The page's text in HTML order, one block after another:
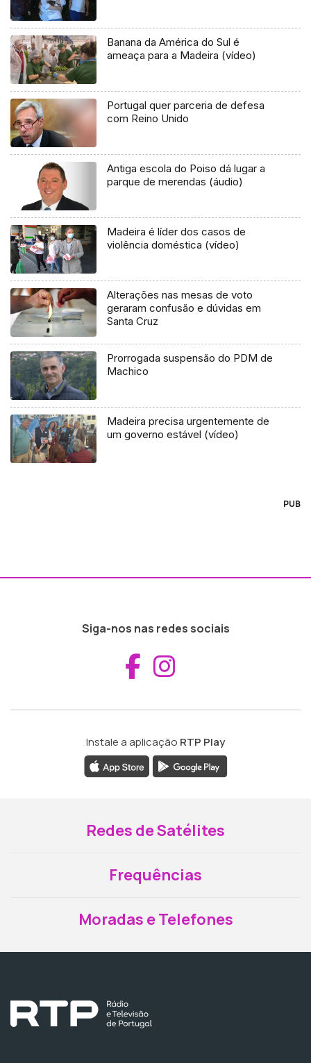
Banana da América do Sul é
ameaça para a Madeira (vídeo)
Portugal quer parceria de defesa
com Reino Unido
Antiga escola do Poiso dá lugar a
parque de merendas (áudio)
Madeira é líder dos casos de
violência doméstica (vídeo)
Alterações nas mesas de voto
geraram confusão e dúvidas em
Santa Cruz
Prorrogada suspensão do PDM de
Machico
Madeira precisa urgentemente de
um governo estável (vídeo)
PUB
Siga-nos nas redes sociais
Aceder ao
Instale a aplicação RTP Play
Redes de Satélites
Frequências
Moradas e Telefones